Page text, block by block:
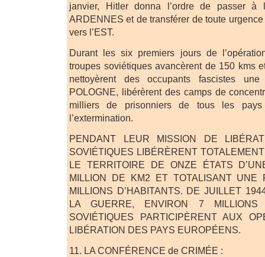
janvier, Hitler donna l’ordre de passer à
ARDENNES et de transférer de toute
vers l’EST.
Durant les six premiers jours de
troupes soviétiques avancèrent de 150 kms
nettoyèrent des occupants fascistes
POLOGNE, libérèrent des camps de
milliers de prisonniers de tous les pays
l’extermination.
PENDANT LEUR MISSION DE
SOVIÉTIQUES LIBÉRÈRENT
LE TERRITOIRE DE ONZE ÉTATS
MILLION DE KM2 ET TOTALISANT UNE
MILLIONS D’HABITANTS. DE JUILLET
LA GUERRE, ENVIRON 7 MILLIONS
SOVIÉTIQUES PARTICIPÈRENT AUX
LIBÉRATION DES PAYS EUROPÉENS.
11. LA CONFÉRENCE de CRIMÉE :